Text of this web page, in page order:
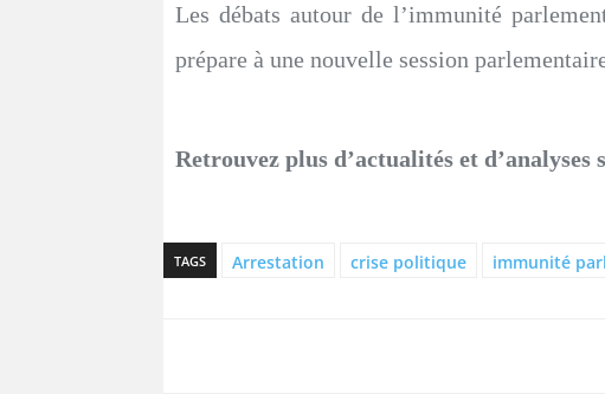
Les débats autour de l’immunité
prépare à une nouvelle session
Retrouvez plus d’actualités et d’analyses
TAGS Arrestation crise politique immunité